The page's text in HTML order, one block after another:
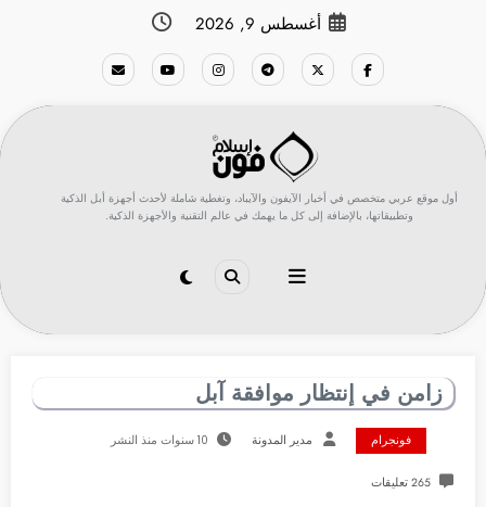
أغسطس 9, 2026
أول موقع عربي متخصص في أخبار الآيفون والآيباد، وتغطية شاملة لأحدث أجهزة أبل الذكية
وتطبيقاتها، بالإضافة إلى كل ما يهمك في عالم التقنية والأجهزة الذكية.
زامن في إنتظار موافقة آبل
فونجرام مدير المدونة 10 سنوات منذ النشر
265 تعليقات